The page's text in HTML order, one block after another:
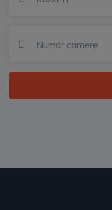
Numar camere